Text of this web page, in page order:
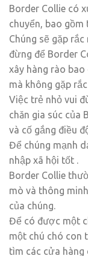
Border Collie có
chuyển, bao
Chúng sẽ gặp
đừng để Border
xây hàng rào
mà không gặp
Việc trẻ nhỏ vui
chăn gia súc của
và cố gắng điều
Để chúng mạnh
nhập xã hội tốt .
Border Collie
mò và thông
của chúng.
Để có được một
một chú chó con
tìm các cửa hàng